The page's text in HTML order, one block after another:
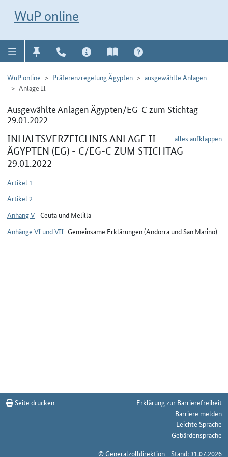
WuP online
WuP online Präferenzregelung Ägypten
ausgewählte Anlagen
Anlage II
Ausgewählte Anlagen Ägypten/EG-C zum Stichtag
29.01.2022
alles aufklappen
INHALTSVERZEICHNIS ANLAGE II
ÄGYPTEN (EG) - C/EG-C ZUM STICHTAG
29.01.2022
Artikel 1
Artikel 2
Anhang V Ceuta und Melilla
Anhänge VI und VII Gemeinsame Erklärungen (Andorra und San Marino)
Seite drucken
Erklärung zur Barrierefreiheit
Barriere melden
Leichte Sprache
Gebärdensprache
© Generalzolldirektion - Stand: 31.07.2026